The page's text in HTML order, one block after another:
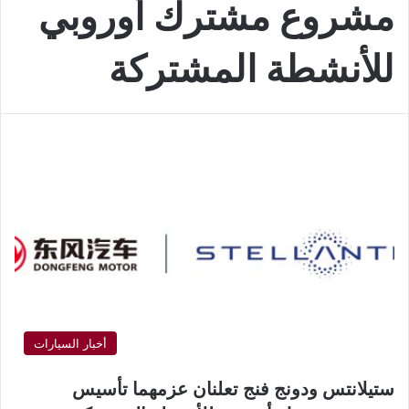
مشروع مشترك أوروبي
للأنشطة المشتركة
أخبار السيارات
ستيلانتس ودونج فنج تعلنان عزمهما تأسيس